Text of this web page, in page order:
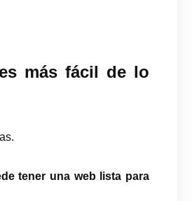
más fácil de lo
tener una web lista para